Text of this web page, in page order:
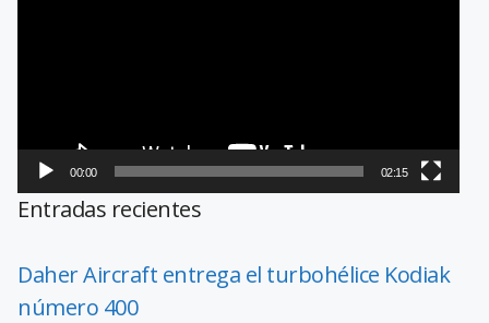
00:00 02:15
Entradas recientes
Daher Aircraft entrega el turbohélice Kodiak
número 400